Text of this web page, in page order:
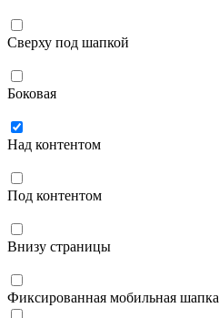
Сверху под шапкой
Боковая
Над контентом
Под контентом
Внизу страницы
Фиксированная мобильная шапка